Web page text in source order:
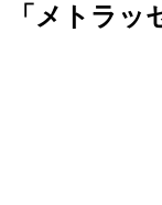
「メトラッ